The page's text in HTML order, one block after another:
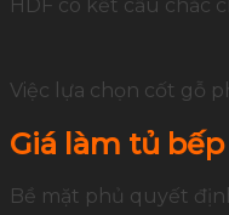
HDF có kết cấu chắc
Việc lựa chọn cốt gỗ
Giá làm tủ
Bề mặt phủ quyết